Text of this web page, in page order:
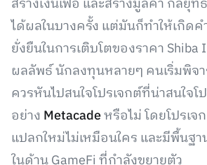
สร้างเงินเฟ้อ และสร้างมูลค่า กลยุ
ได้ผลในบางครั้ง แต่มันก็ทำให้เกิด
ยั่งยืนในการเติบโตของราคา Shiba
ผลลัพธ์ นักลงทุนหลายๆ คนเริ่มพิจ
ควรหันไปสนใจโปรเจกต์ที่น่าสนใจโ
อย่าง Metacadeหรือไม่ โดยโปรเ
แปลกใหม่ไม่เหมือนใคร และมีพื้นฐ
ในด้าน GameFi ที่กำลังขยายตัว